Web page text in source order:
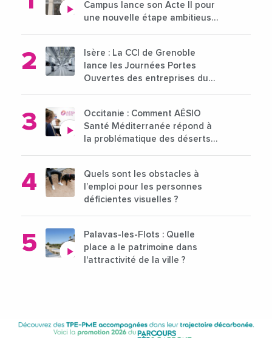
Campus lance son Acte II pour
une nouvelle étape ambitieuse
Isère : La CCI de Grenoble
lance les Journées Portes
Ouvertes des entreprises du
Occitanie : Comment AÉSIO
Santé Méditerranée répond à
la problématique des déserts
Quels sont les obstacles à
l’emploi pour les personnes
déficientes visuelles ?
Palavas-les-Flots : Quelle
place a le patrimoine dans
l'attractivité de la ville ?